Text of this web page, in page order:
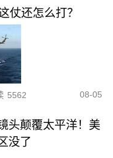
仗还怎么打？
5562 08-05
头颠覆太平洋！美
没了